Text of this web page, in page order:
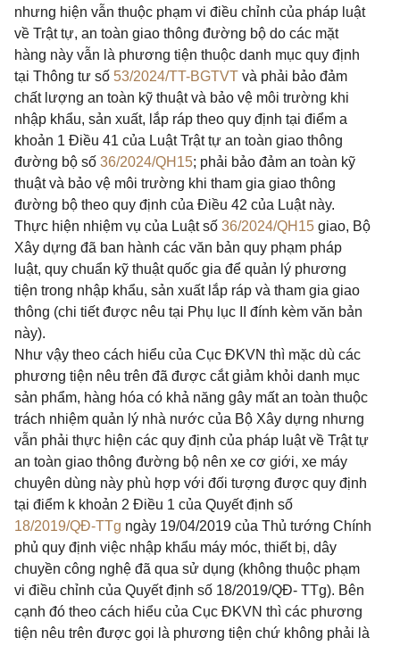
nhưng hiện vẫn thuộc phạm vi điều chỉnh của pháp luật
về Trật tự, an toàn giao thông đường bộ do các mặt
hàng này vẫn là phương tiện thuộc danh mục quy định
tại Thông tư số 53/2024/TT-BGTVT và phải bảo đảm
chất lượng an toàn kỹ thuật và bảo vệ môi trường khi
nhập khẩu, sản xuất, lắp ráp theo quy định tại điểm a
khoản 1 Điều 41 của Luật Trật tự an toàn giao thông
đường bộ số 36/2024/QH15; phải bảo đảm an toàn kỹ
thuật và bảo vệ môi trường khi tham gia giao thông
đường bộ theo quy định của Điều 42 của Luật này.
Thực hiện nhiệm vụ của Luật số 36/2024/QH15 giao, Bộ
Xây dựng đã ban hành các văn bản quy phạm pháp
luật, quy chuẩn kỹ thuật quốc gia để quản lý phương
tiện trong nhập khẩu, sản xuất lắp ráp và tham gia giao
thông (chi tiết được nêu tại Phụ lục II đính kèm văn bản
này).
Như vậy theo cách hiểu của Cục ĐKVN thì mặc dù các
phương tiện nêu trên đã được cắt giảm khỏi danh mục
sản phẩm, hàng hóa có khả năng gây mất an toàn thuộc
trách nhiệm quản lý nhà nước của Bộ Xây dựng nhưng
vẫn phải thực hiện các quy định của pháp luật về Trật tự
an toàn giao thông đường bộ nên xe cơ giới, xe máy
chuyên dùng này phù hợp với đối tượng được quy định
tại điểm k khoản 2 Điều 1 của Quyết định số
18/2019/QĐ-TTg ngày 19/04/2019 của Thủ tướng Chính
phủ quy định việc nhập khẩu máy móc, thiết bị, dây
chuyền công nghệ đã qua sử dụng (không thuộc phạm
vi điều chỉnh của Quyết định số 18/2019/QĐ- TTg). Bên
cạnh đó theo cách hiểu của Cục ĐKVN thì các phương
tiện nêu trên được gọi là phương tiện chứ không phải là